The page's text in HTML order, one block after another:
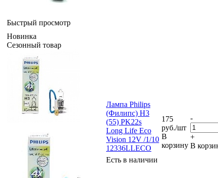
Быстрый просмотр
Новинка
Сезонный товар
Лампа Philips
(Филипс) H3
(55) PK22s
Long Life Eco
Vision 12V /1/10
12336LLECO
Есть в наличии
175
руб./шт
В
корзину
-
+
В